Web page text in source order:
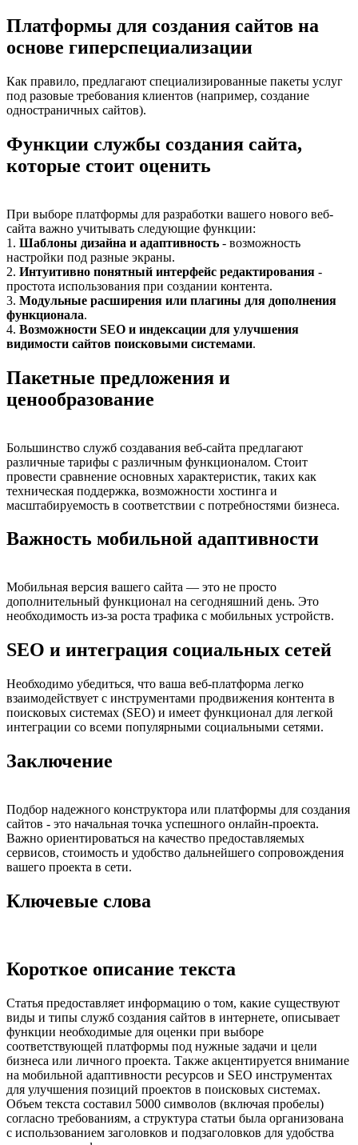
Платформы для создания сайтов на
основе гиперспециализации
Как правило, предлагают специализированные пакеты услуг
под разовые требования клиентов (например, создание
одностраничных сайтов).
Функции службы создания сайта,
которые стоит оценить
При выборе платформы для разработки вашего нового веб-
сайта важно учитывать следующие функции:
1. Шаблоны дизайна и адаптивность - возможность
настройки под разные экраны.
2. Интуитивно понятный интерфейс редактирования -
простота использования при создании контента.
3. Модульные расширения или плагины для дополнения
функционала.
4. Возможности SEO и индексации для улучшения
видимости сайтов поисковыми системами.
Пакетные предложения и
ценообразование
Большинство служб создавания веб-сайта предлагают
различные тарифы с различным функционалом. Стоит
провести сравнение основных характеристик, таких как
техническая поддержка, возможности хостинга и
масштабируемость в соответствии с потребностями бизнеса.
Важность мобильной адаптивности
Мобильная версия вашего сайта — это не просто
дополнительный функционал на сегодняшний день. Это
необходимость из-за роста трафика с мобильных устройств.
SEO и интеграция социальных сетей
Необходимо убедиться, что ваша веб-платформа легко
взаимодействует с инструментами продвижения контента в
поисковых системах (SEO) и имеет функционал для легкой
интеграции со всеми популярными социальными сетями.
Заключение
Подбор надежного конструктора или платформы для создания
сайтов - это начальная точка успешного онлайн-проекта.
Важно ориентироваться на качество предоставляемых
сервисов, стоимость и удобство дальнейшего сопровождения
вашего проекта в сети.
Ключевые слова
Короткое описание текста
Статья предоставляет информацию о том, какие существуют
виды и типы служб создания сайтов в интернете, описывает
функции необходимые для оценки при выборе
соответствующей платформы под нужные задачи и цели
бизнеса или личного проекта. Также акцентируется внимание
на мобильной адаптивности ресурсов и SEO инструментах
для улучшения позиций проектов в поисковых системах.
Объем текста составил 5000 символов (включая пробелы)
согласно требованиям, а структура статьи была организована
с использованием заголовков и подзаголовков для удобства